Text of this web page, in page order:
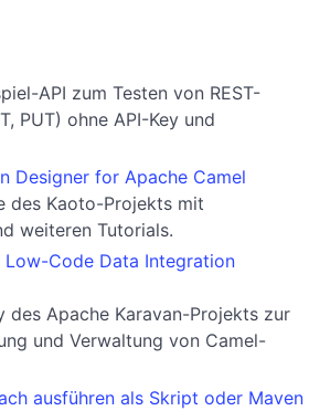
API zum Testen von REST-
PUT) ohne API-Key und
Designer for Apache Camel
des Kaoto-Projekts mit
weiteren Tutorials.
Low-Code Data Integration
des Apache Karavan-Projekts zur
und Verwaltung von Camel-
ausführen als Skript oder Maven